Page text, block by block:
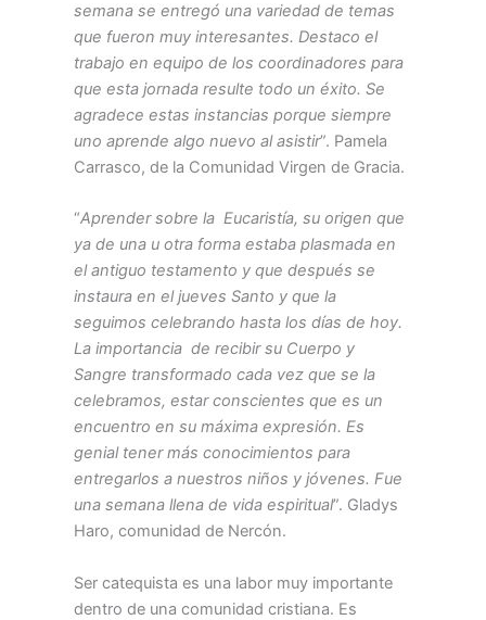
semana se entregó una variedad de temas
que fueron muy interesantes. Destaco el
trabajo en equipo de los coordinadores para
que esta jornada resulte todo un éxito. Se
agradece estas instancias porque siempre
uno aprende algo nuevo al asistir”. Pamela
Carrasco, de la Comunidad Virgen de Gracia.
“Aprender sobre la Eucaristía, su origen que
ya de una u otra forma estaba plasmada en
el antiguo testamento y que después se
instaura en el jueves Santo y que la
seguimos celebrando hasta los días de hoy.
La importancia de recibir su Cuerpo y
Sangre transformado cada vez que se la
celebramos, estar conscientes que es un
encuentro en su máxima expresión. Es
genial tener más conocimientos para
entregarlos a nuestros niños y jóvenes. Fue
una semana llena de vida espiritual”. Gladys
Haro, comunidad de Nercón.
Ser catequista es una labor muy importante
dentro de una comunidad cristiana. Es